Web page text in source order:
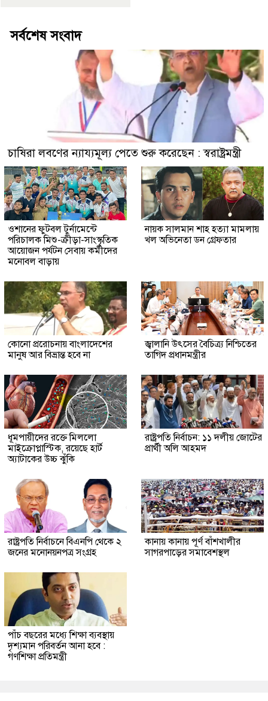
সর্বশেষ সংবাদ
চাষিরা লবণের ন্যায্যমূল্য পেতে শুরু করেছেন : স্বরাষ্ট্রমন্ত্রী
ওশানের ফুটবল টুর্নামেন্টে
পরিচালক মিশু-ক্রীড়া-সাংস্কৃতিক
আয়োজন পর্যটন সেবায় কর্মীদের
মনোবল বাড়ায়
নায়ক সালমান শাহ হত্যা মামলায়
খল অভিনেতা ডন গ্রেফতার
কোনো প্ররোচনায় বাংলাদেশের
মানুষ আর বিভ্রান্ত হবে না
জ্বালানি উৎসের বৈচিত্র্য নিশ্চিতের
তাগিদ প্রধানমন্ত্রীর
ধূমপায়ীদের রক্তে মিললো
মাইক্রোপ্লাস্টিক, রয়েছে হার্ট
অ্যাটাকের উচ্চ ঝুঁকি
রাষ্ট্রপতি নির্বাচন: ১১ দলীয় জোটের
প্রার্থী অলি আহমদ
রাষ্ট্রপতি নির্বাচনে বিএনপি থেকে ২
জনের মনোনয়নপত্র সংগ্রহ
কানায় কানায় পূর্ণ বাঁশখালীর
সাগরপাড়ের সমাবেশস্থল
পাঁচ বছরের মধ্যে শিক্ষা ব্যবস্থায়
দৃশ্যমান পরিবর্তন আনা হবে :
গণশিক্ষা প্রতিমন্ত্রী